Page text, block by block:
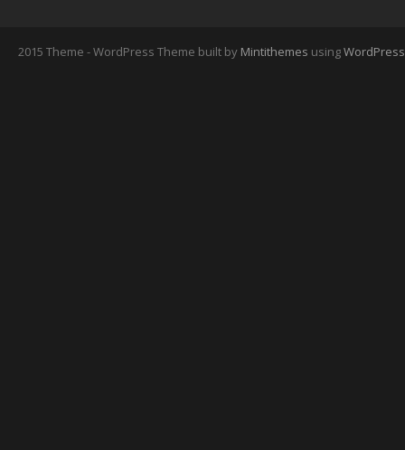
2015 Theme - WordPress Theme built by Mintithemes usingWordPress